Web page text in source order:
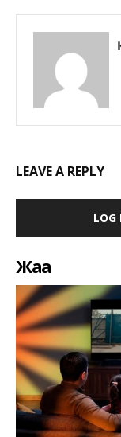
LEAVE A REPLY
LOG
Жаңа